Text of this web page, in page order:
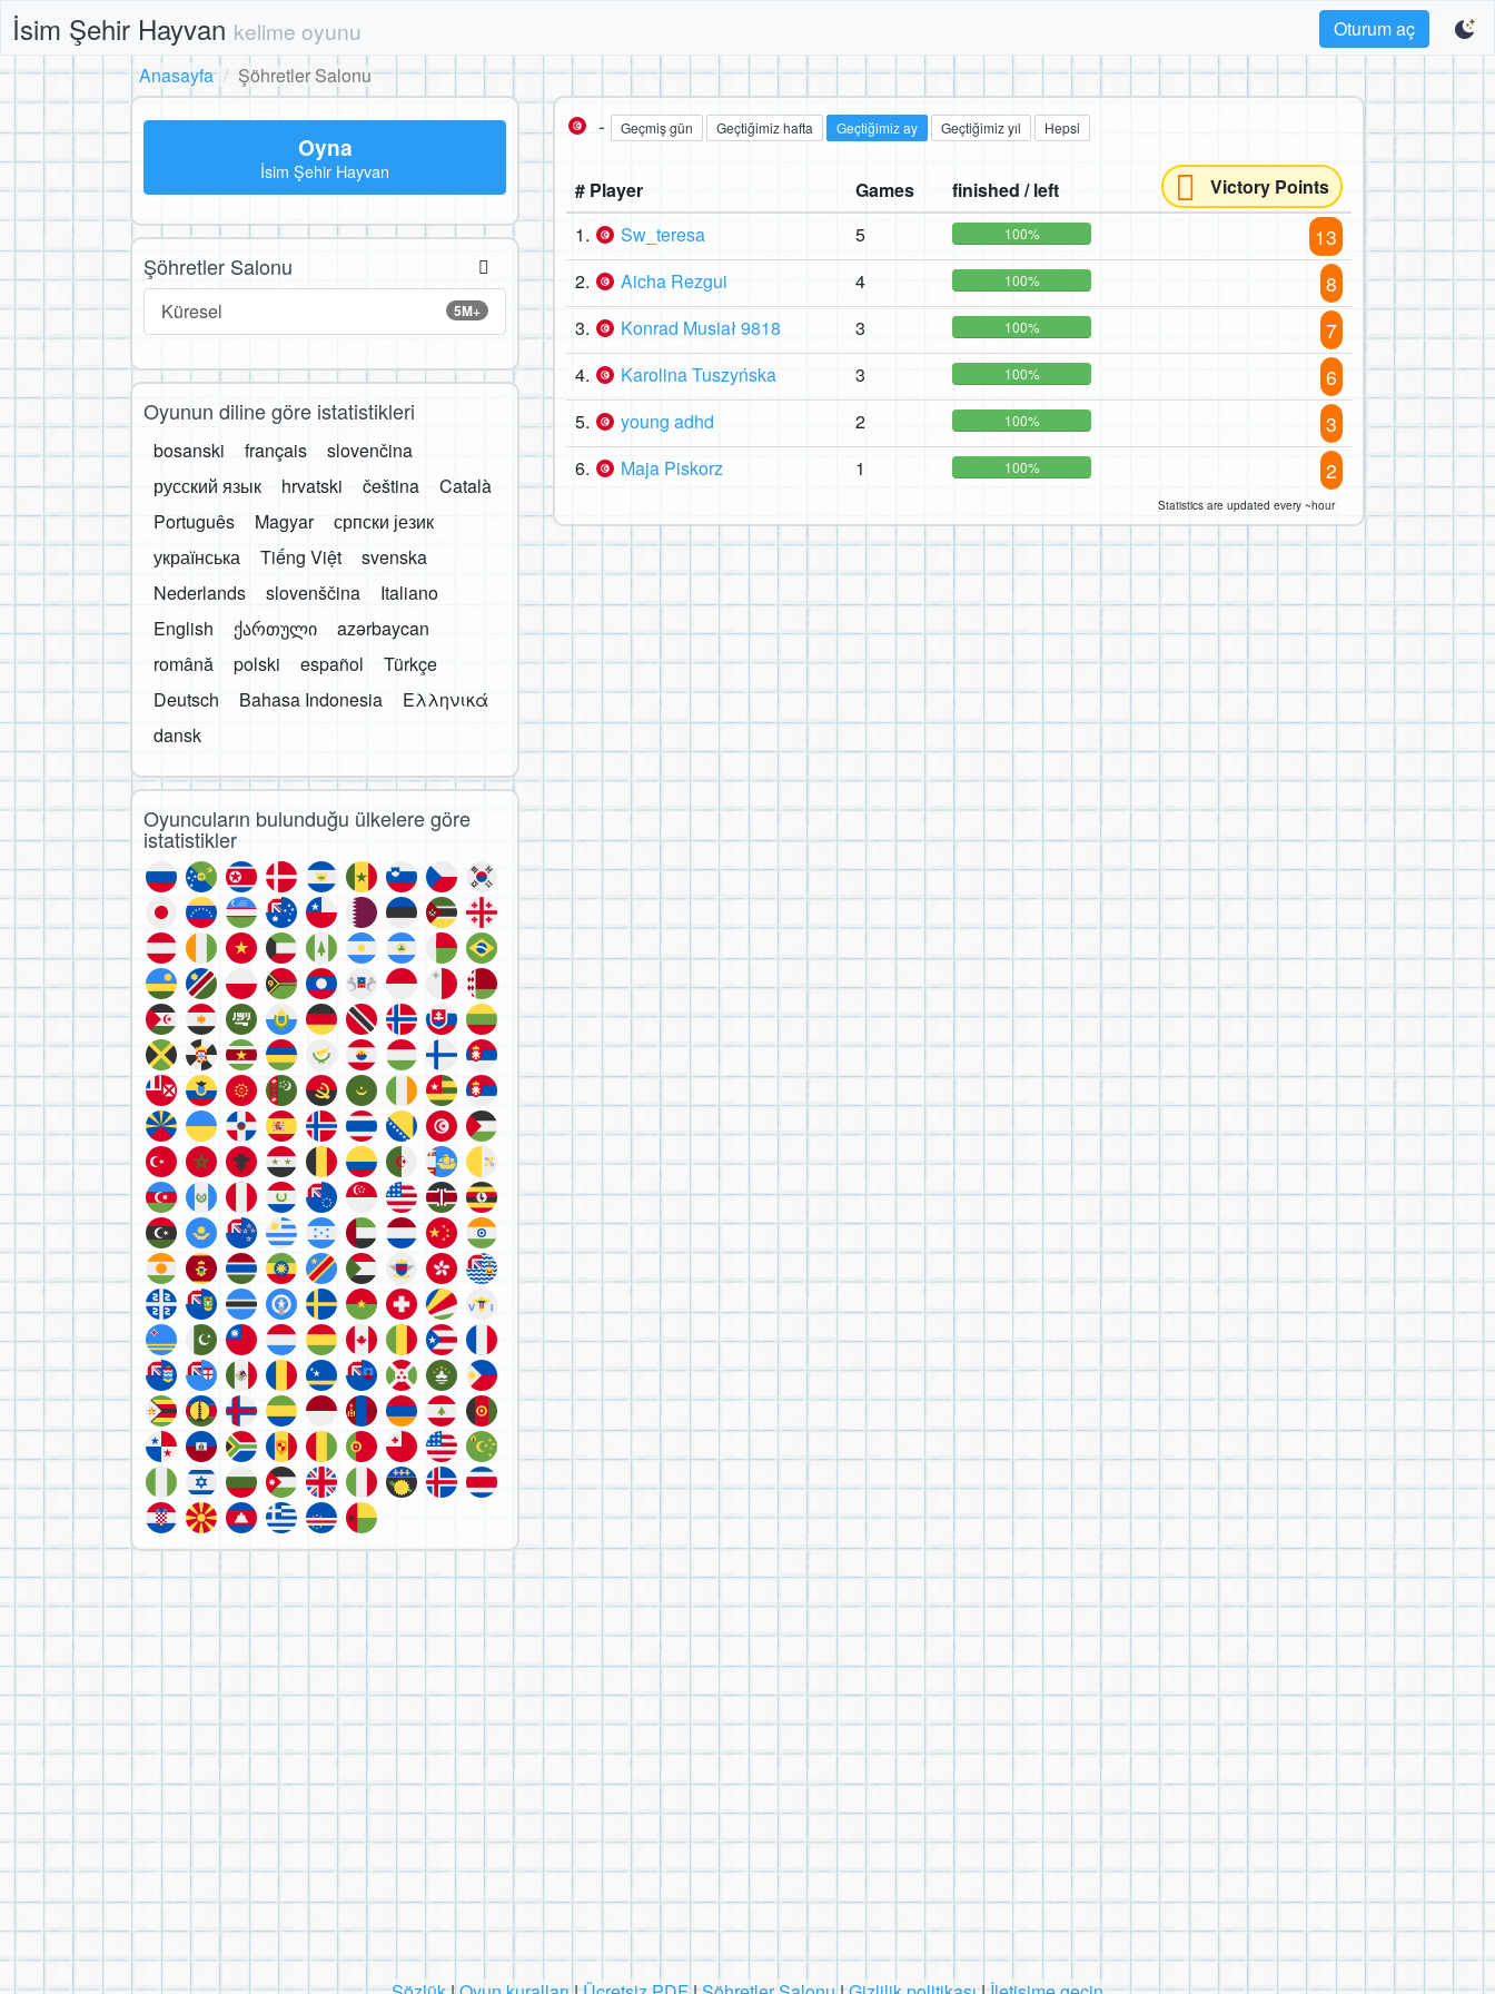
İsim Şehir Hayvan kelime oyunu
Oturum aç
Anasayfa
Şöhretler Salonu
- Geçmiş gün Geçtiğimiz hafta Geçtiğimiz ay Geçtiğimiz yıl Hepsi
# Player Games finished / left
Victory Points
1.
Sw_teresa 5 100% 13
2. Aicha Rezgui 4 100% 8
3. Konrad Musiał 9818 3 100% 7
4. Karolina Tuszyńska 3 100% 6
5. young adhd 2 100% 3
6. Maja Piskorz 1 100% 2
Statistics are updated every ~hour
Oyna
İsim Şehir Hayvan
Şöhretler Salonu
5M+
Küresel
Oyunun diline göre istatistikleri
bosanski français
slovenčina
русский язык
hrvatski čeština
Català
Português
Magyar
српски језик
українська
Tiếng Việt
svenska
Nederlands
slovenščina
Italiano
English
ქართული
azərbaycan
română
polski español
Türkçe
Deutsch
Bahasa Indonesia
Ελληνικά
dansk
Oyuncuların bulunduğu ülkelere göre
istatistikler